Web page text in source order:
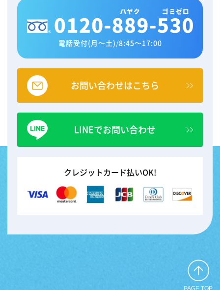
電話受付(月～土) /8:45～17:00
お問い合わせはこちら
LINEでお問い合わせ
クレジットカード払いOK!
PAGE TOP